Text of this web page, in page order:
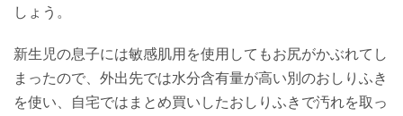
しょう。
新生児の息子には敏感肌用を使用してもお尻がかぶれてし
まったので、外出先では水分含有量が高い別のおしりふき
を使い、自宅ではまとめ買いしたおしりふきで汚れを取っ